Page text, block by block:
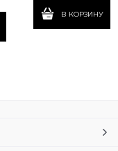
В КОРЗИНУ